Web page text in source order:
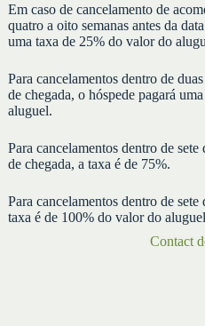
Em caso de cancelamento de
quatro a oito semanas antes da
uma taxa de 25% do valor do
Para cancelamentos dentro de
de chegada, o hóspede pagará
aluguel.
Para cancelamentos dentro de sete
de chegada, a taxa é de 75%.
Para cancelamentos dentro de sete
taxa é de 100% do valor do
Contact